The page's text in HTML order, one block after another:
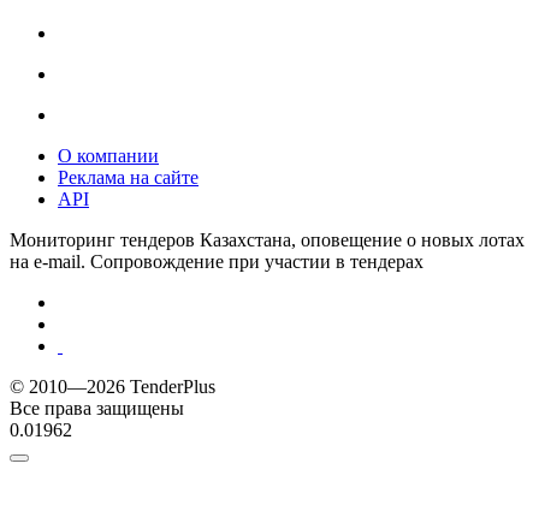
О компании
Реклама на сайте
API
Мониторинг тендеров Казахстана, оповещение о новых лотах
на e-mail. Сопровождение при участии в тендерах
© 2010—2026 TenderPlus
Все права защищены
0.01962